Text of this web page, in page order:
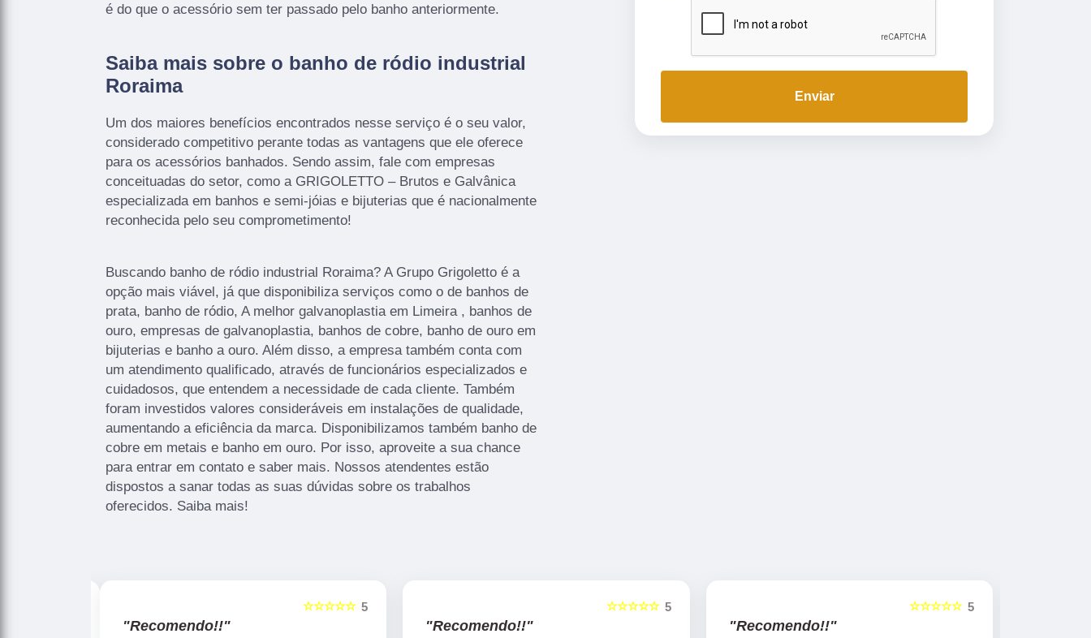
é do que o acessório sem ter passado pelo banho anteriormente.
Saiba mais sobre o banho de ródio industrial
Roraima
Um dos maiores benefícios encontrados nesse serviço é o seu valor,
considerado competitivo perante todas as vantagens que ele oferece
para os acessórios banhados. Sendo assim, fale com empresas
conceituadas do setor, como a GRIGOLETTO – Brutos e Galvânica
especializada em banhos e semi-jóias e bijuterias que é nacionalmente
reconhecida pelo seu comprometimento!
Buscando banho de ródio industrial Roraima? A Grupo Grigoletto é a
opção mais viável, já que disponibiliza serviços como o de banhos de
prata, banho de ródio, A melhor galvanoplastia em Limeira , banhos de
ouro, empresas de galvanoplastia, banhos de cobre, banho de ouro em
bijuterias e banho a ouro. Além disso, a empresa também conta com
um atendimento qualificado, através de funcionários especializados e
cuidadosos, que entendem a necessidade de cada cliente. Também
foram investidos valores consideráveis em instalações de qualidade,
aumentando a eficiência da marca. Disponibilizamos também banho de
cobre em metais e banho em ouro. Por isso, aproveite a sua chance
para entrar em contato e saber mais. Nossos atendentes estão
dispostos a sanar todas as suas dúvidas sobre os trabalhos
oferecidos. Saiba mais!
Enviar
5
☆☆☆☆☆
"Recomendo!!"
5
☆☆☆☆☆
"Recomendo!!"
5
☆☆☆☆☆
"Recomendo!!"